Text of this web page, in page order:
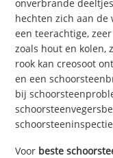
onverbrande
hechten zich aan de
een teerachtige,
zoals hout en kolen,
rook kan creosoot
en een
bij
Voor beste